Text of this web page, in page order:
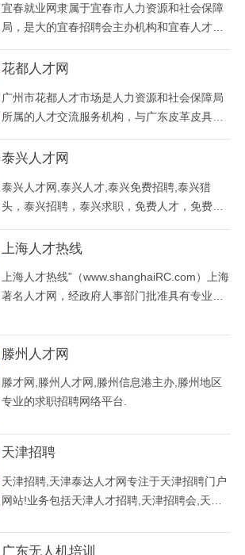
人才招聘行业网站树立榜样。
宜春就业网隶属于宜春市人力资源和社会保障
局，是大的宜春招聘会主办机构和宜春人才网
人才人事信息，宜春本地找工作首选平台！覆
上高县，宜丰县，铜鼓县，万载县，市十个县
（市、区）、新余、萍乡等地区，每月6、1
5、30日定期
花都人才网
广州市花都人才市场是人力资源和社会保障局
所属的人才交流服务机构，与广东皮革皮具人
之日起就被赋予了全新的服务意识和管理理
品质的人才资源相关服务，她是花都区目前规
模大、服务功能全的人才资源供应商，向社会
各界提供以下
泰兴人才网
泰兴人才网,泰兴人才,泰兴免费招聘,泰兴猎
头，泰兴招聘，泰兴求职，免费人才，免费招
毕业生信息
上海人才热线
上海人才热线”（www.shanghaiRC.com）上海
著名人才网，经政府人事部门批准具有专业资
证》，专业、权威！获《信得过人才服务机
构》荣誉！首批获得政府人事部门颁发的人才
单位，
滕州人才网
滕才网,滕州人才网,滕州信息港主办,滕州地区
专业的求职招聘网络平台.
天津招聘
天津招聘,天津泰达人才网专注于天津招聘门户
网站!业务包括天津人才招聘,天津招聘会,天津
广东无人机培训